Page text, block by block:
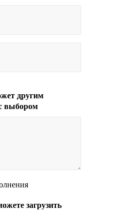
другим
выбором
загрузить